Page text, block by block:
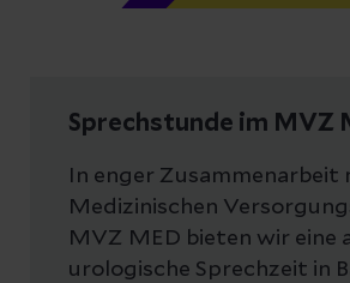
Sprechstunde im MVZ
In enger Zusammenarbeit
Medizinischen
MVZ MED bieten wir eine
urologische Sprechzeit in